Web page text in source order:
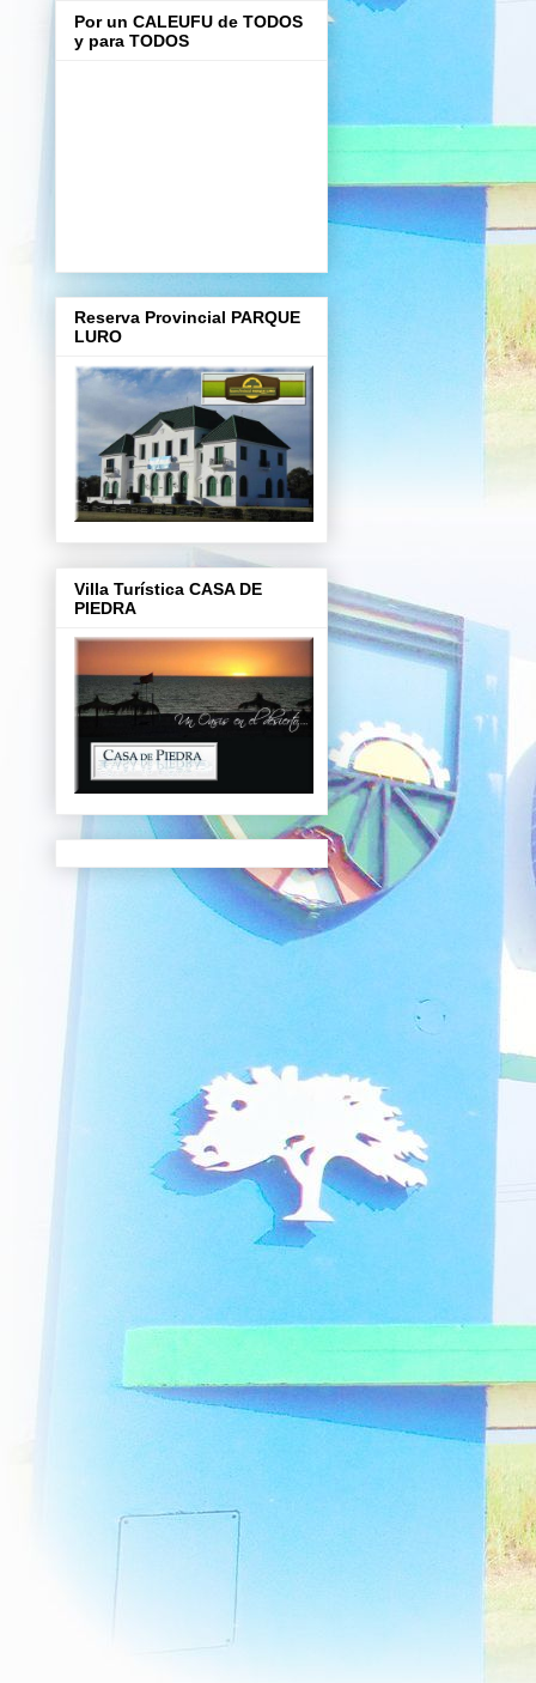
Por un CALEUFU de TODOS
y para TODOS
Reserva Provincial PARQUE
LURO
Villa Turística CASA DE
PIEDRA